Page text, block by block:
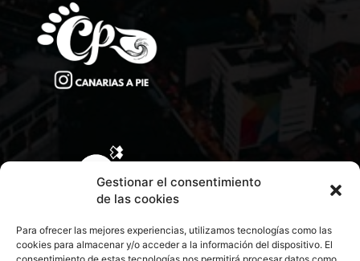
Gestionar el consentimiento
de las cookies
Para ofrecer las mejores experiencias, utilizamos tecnologías como las
cookies para almacenar y/o acceder a la información del dispositivo. El